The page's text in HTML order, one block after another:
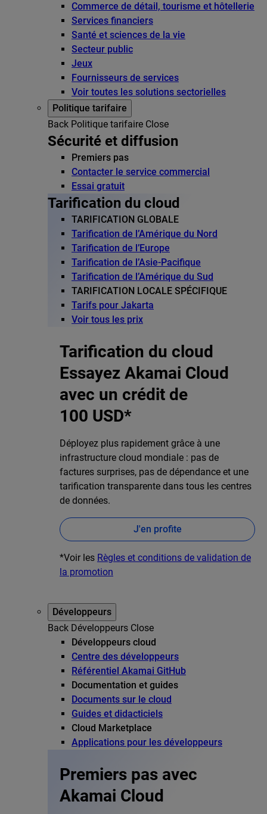
Commerce de détail, tourisme et hôtellerie
Services financiers
Santé et sciences de la vie
Secteur public
Jeux
Fournisseurs de services
Voir toutes les solutions sectorielles
Politique tarifaire
Back Politique tarifaire Close
Sécurité et diffusion
Premiers pas
Contacter le service commercial
Essai gratuit
Tarification du cloud
TARIFICATION GLOBALE
Tarification de l’Amérique du Nord
Tarification de l’Europe
Tarification de l’Asie-Pacifique
Tarification de l’Amérique du Sud
TARIFICATION LOCALE SPÉCIFIQUE
Tarifs pour Jakarta
Voir tous les prix
Tarification du cloud
Essayez Akamai Cloud
avec un crédit de
100 USD*
Déployez plus rapidement grâce à une
infrastructure cloud mondiale : pas de
factures surprises, pas de dépendance et une
tarification transparente dans tous les centres
de données.
J'en profite
*Voir les Règles et conditions de validation de
la promotion
Développeurs
Back Développeurs Close
Développeurs cloud
Centre des développeurs
Référentiel Akamai GitHub
Documentation et guides
Documents sur le cloud
Guides et didacticiels
Cloud Marketplace
Applications pour les développeurs
Premiers pas avec
Akamai Cloud